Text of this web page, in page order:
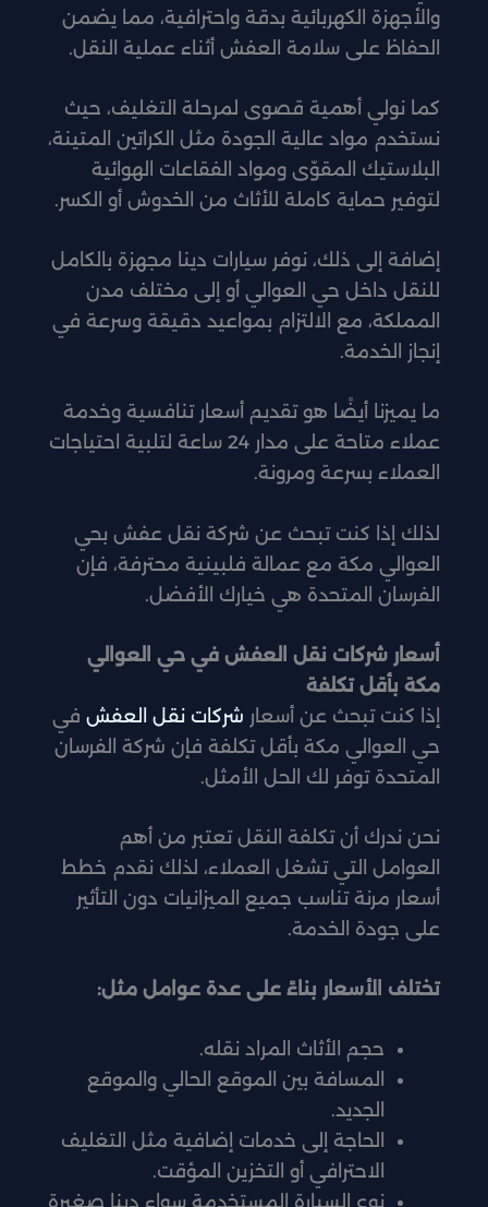
والأجهزة الكهربائية بدقة واحترافية، مما يضمن
الحفاظ على سلامة العفش أثناء عملية النقل.
كما نولي أهمية قصوى لمرحلة التغليف، حيث
نستخدم مواد عالية الجودة مثل الكراتين المتينة،
البلاستيك المقوّى ومواد الفقاعات الهوائية
لتوفير حماية كاملة للأثاث من الخدوش أو الكسر.
إضافة إلى ذلك، نوفر سيارات دينا مجهزة بالكامل
للنقل داخل حي العوالي أو إلى مختلف مدن
المملكة، مع الالتزام بمواعيد دقيقة وسرعة في
إنجاز الخدمة.
ما يميزنا أيضًا هو تقديم أسعار تنافسية وخدمة
عملاء متاحة على مدار 24 ساعة لتلبية احتياجات
العملاء بسرعة ومرونة.
لذلك إذا كنت تبحث عن شركة نقل عفش بحي
العوالي مكة مع عمالة فلبينية محترفة، فإن
الفرسان المتحدة هي خيارك الأفضل.
أسعار شركات نقل العفش في حي العوالي
مكة بأقل تكلفة
إذا كنت تبحث عن أسعار شركات نقل العفش في
حي العوالي مكة بأقل تكلفة فإن شركة الفرسان
المتحدة توفر لك الحل الأمثل.
نحن ندرك أن تكلفة النقل تعتبر من أهم
العوامل التي تشغل العملاء، لذلك نقدم خطط
أسعار مرنة تناسب جميع الميزانيات دون التأثير
على جودة الخدمة.
تختلف الأسعار بناءً على عدة عوامل مثل:
حجم الأثاث المراد نقله.
المسافة بين الموقع الحالي والموقع
الجديد.
الحاجة إلى خدمات إضافية مثل التغليف
الاحترافي أو التخزين المؤقت.
نوع السيارة المستخدمة سواء دينا صغيرة